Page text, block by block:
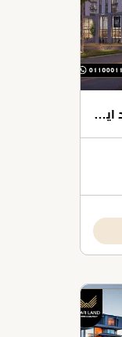
مكتب إداري بمساحة 90 متر مربع كمبوند ايفر ويست 6 أكتوبر